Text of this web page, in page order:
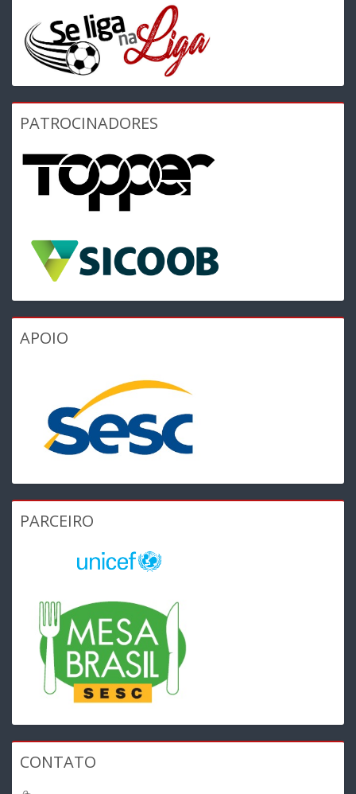
PATROCINADORES
APOIO
PARCEIRO
CONTATO